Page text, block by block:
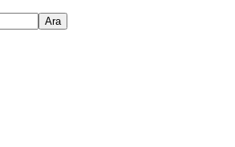
Ara